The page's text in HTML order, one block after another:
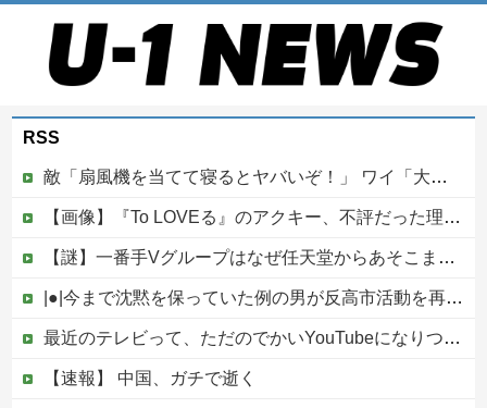
RSS
敵「扇風機を当てて寝るとヤバいぞ！」 ワイ「大丈夫やろｗｗｗ」扇風機ポチー
【画像】『To LOVEる』のアクキー、不評だった理由が明確すぎる
【謎】一番手Vグループはなぜ任天堂からあそこまで寵愛されるんだ？
|●|今まで沈黙を保っていた例の男が反高市活動を再開した模様、財務省を手を組んでの返り咲きが狙いか？
最近のテレビって、ただのでかいYouTubeになりつつあるよな他
【速報】 中国、ガチで逝く